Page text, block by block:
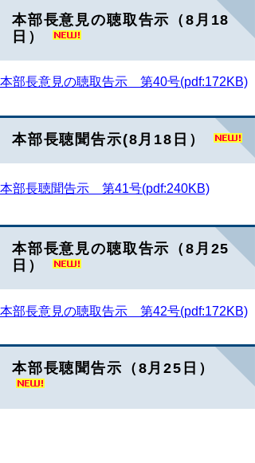
本部長意見の聴取告示（8月18
日）
本部長意見の聴取告示 第40号(pdf:172KB)
本部長聴聞告示(8月18日）
本部長聴聞告示 第41号(pdf:240KB)
本部長意見の聴取告示（8月25
日）
本部長意見の聴取告示 第42号(pdf:172KB)
本部長聴聞告示（8月25日）